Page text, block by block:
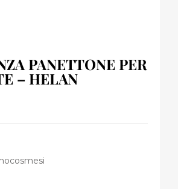
PANETTONE PER
– HELAN